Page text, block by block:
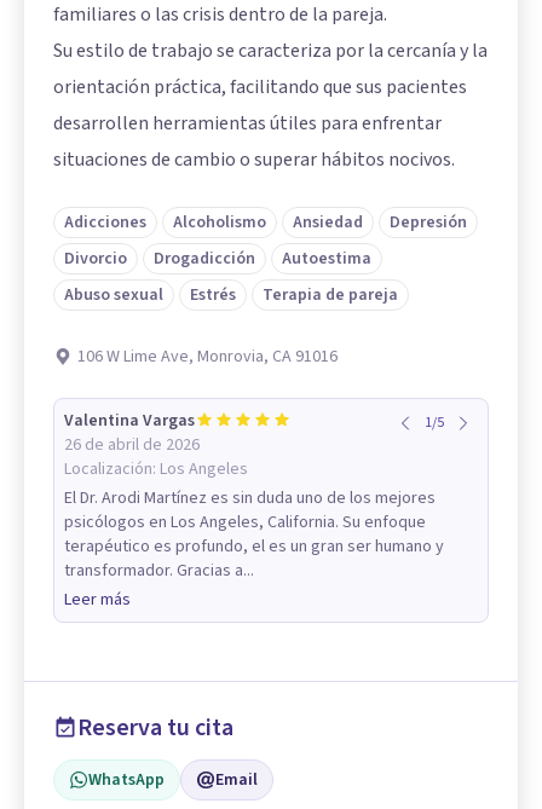
familiares o las crisis dentro de la pareja.
Su estilo de trabajo se caracteriza por la cercanía y la
orientación práctica, facilitando que sus pacientes
desarrollen herramientas útiles para enfrentar
situaciones de cambio o superar hábitos nocivos.
Adicciones Alcoholismo Ansiedad
Depresión
Divorcio
Drogadicción
Autoestima
Abuso sexual
Estrés Terapia de pareja
106 W Lime Ave, Monrovia, CA 91016
Valentina Vargas
26 de abril de 2026
Localización: Los Angeles
1/5
El Dr. Arodi Martínez es sin duda uno de los mejores
psicólogos en Los Angeles, California. Su enfoque
terapéutico es profundo, el es un gran ser humano y
transformador. Gracias a...
Leer más
Reserva tu cita
WhatsApp Email